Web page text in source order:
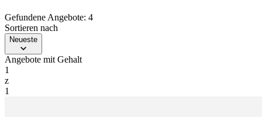
Gefundene Angebote: 4
Sortieren nach
Neueste
Angebote mit Gehalt
1
z
1